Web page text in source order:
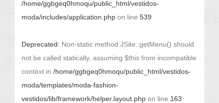
/home/ggbgeq0hmoqu/public_html/vestidos-
moda/includes/application.php on line 539
Deprecated: Non-static method JSite::getMenu() should
not be called statically, assuming $this from incompatible
context in /home/ggbgeq0hmoqu/public_html/vestidos-
moda/templates/moda-fashion-
vestidos/lib/framework/helper.layout.php on line 163